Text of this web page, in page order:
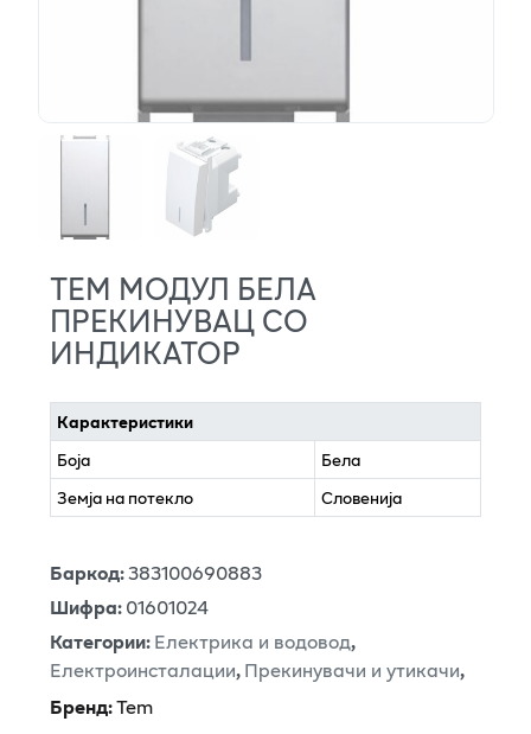
ТЕМ МОДУЛ БЕЛА
ПРЕКИНУВАЦ СО
ИНДИКАТОР
Карактеристики
Боја
Бела
Земја на потекло
Словенија
Баркод:383100690883
Шифра:01601024
Категории:Електрика и водовод,
Електроинсталации,Прекинувачи и утикачи,
Бренд:Tem